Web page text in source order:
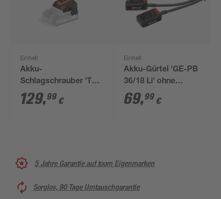
Einhell
Akku-
Schlagschrauber 'TP-
CW 18/260-C Li BL -
Solo' 18 V ohne Akku
129,99 €
Einhell
Akku-Gürtel 'GE-PB
36/18 Li' ohne
Ladegerät
69,99 €
5 Jahre Garantie auf toom Eigenmarken
Sorglos, 90 Tage Umtauschgarantie